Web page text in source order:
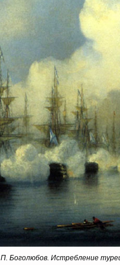
Боголюбов. Истребление